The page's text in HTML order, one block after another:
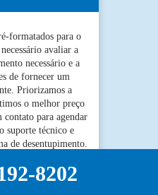
formatados para o
avaliar a
necessário e a
de fornecer um
Priorizamos a
o melhor preço
para agendar
suporte técnico e
de desentupimento.
8202